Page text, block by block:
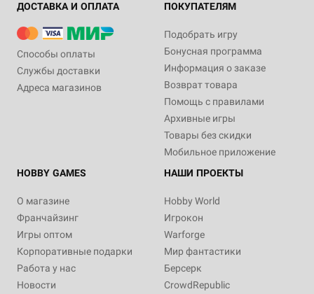
ДОСТАВКА И ОПЛАТА
Способы оплаты
Службы доставки
Адреса магазинов
ПОКУПАТЕЛЯМ
Подобрать игру
Бонусная программа
Информация о заказе
Возврат товара
Помощь с правилами
Архивные игры
Товары без скидки
Мобильное приложение
HOBBY GAMES
О магазине
Франчайзинг
Игры оптом
Корпоративные подарки
Работа у нас
Новости
НАШИ ПРОЕКТЫ
Hobby World
Игрокон
Warforge
Мир фантастики
Берсерк
CrowdRepublic